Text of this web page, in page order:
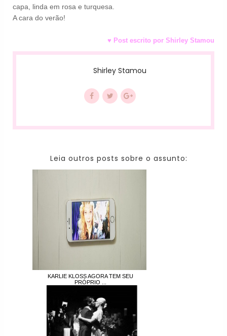
capa, linda em rosa e turquesa.
A cara do verão!
♥ Post escrito por Shirley Stamou
Shirley Stamou
Leia outros posts sobre o assunto:
KARLIE KLOSS AGORA TEM SEU
PRÓPRIO ...